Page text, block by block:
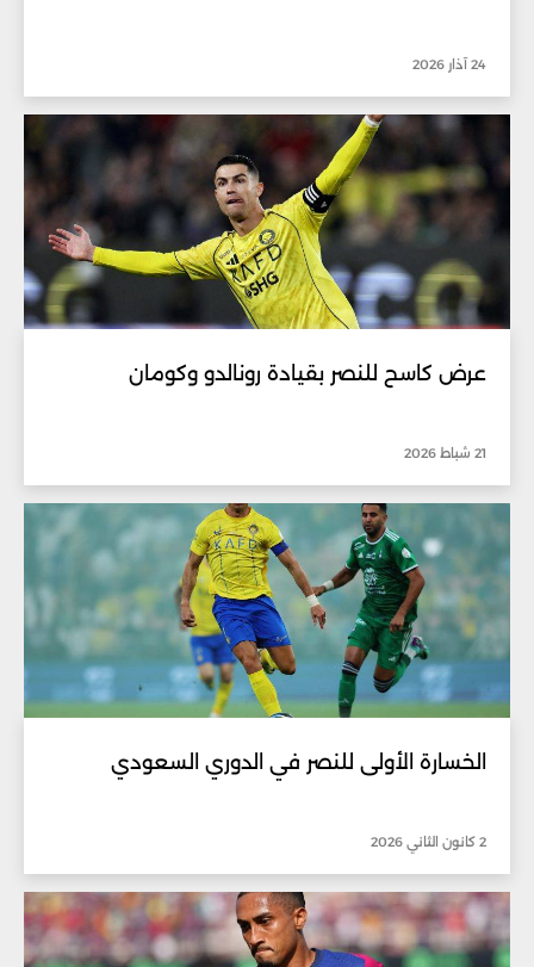
24 آذار 2026
عرض كاسح للنصر بقيادة رونالدو وكومان
21 شباط 2026
الخسارة الأولى للنصر في الدوري السعودي
2 كانون الثاني 2026